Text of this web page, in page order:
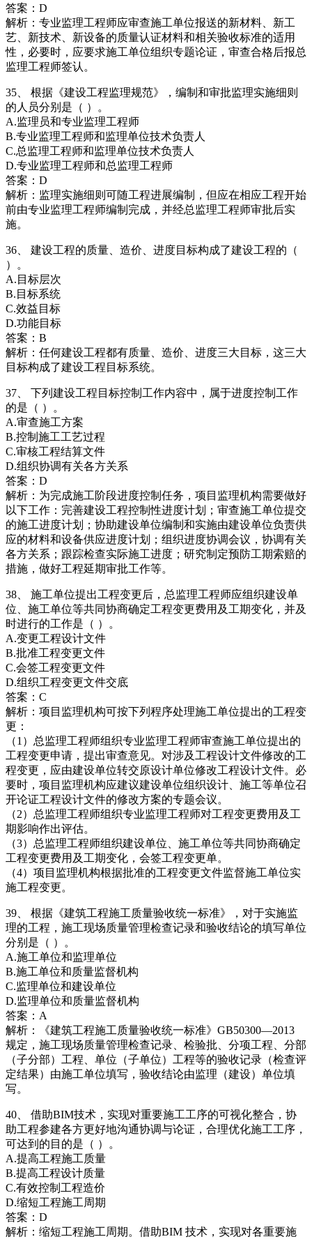
答案：D
解析：专业监理工程师应审查施工单位报送的新材料、新工
艺、新技术、新设备的质量认证材料和相关验收标准的适用
性，必要时，应要求施工单位组织专题论证，审查合格后报总
监理工程师签认。
35、 根据《建设工程监理规范》，编制和审批监理实施细则
的人员分别是（ ）。
A.监理员和专业监理工程师
B.专业监理工程师和监理单位技术负责人
C.总监理工程师和监理单位技术负责人
D.专业监理工程师和总监理工程师
答案：D
解析：监理实施细则可随工程进展编制，但应在相应工程开始
前由专业监理工程师编制完成，并经总监理工程师审批后实
施。
36、 建设工程的质量、造价、进度目标构成了建设工程的（
）。
A.目标层次
B.目标系统
C.效益目标
D.功能目标
答案：B
解析：任何建设工程都有质量、造价、进度三大目标，这三大
目标构成了建设工程目标系统。
37、 下列建设工程目标控制工作内容中，属于进度控制工作
的是（ ）。
A.审查施工方案
B.控制施工工艺过程
C.审核工程结算文件
D.组织协调有关各方关系
答案：D
解析：为完成施工阶段进度控制任务，项目监理机构需要做好
以下工作：完善建设工程控制性进度计划；审查施工单位提交
的施工进度计划；协助建设单位编制和实施由建设单位负责供
应的材料和设备供应进度计划；组织进度协调会议，协调有关
各方关系；跟踪检查实际施工进度；研究制定预防工期索赔的
措施，做好工程延期审批工作等。
38、 施工单位提出工程变更后，总监理工程师应组织建设单
位、施工单位等共同协商确定工程变更费用及工期变化，并及
时进行的工作是（ ）。
A.变更工程设计文件
B.批准工程变更文件
C.会签工程变更文件
D.组织工程变更文件交底
答案：C
解析：项目监理机构可按下列程序处理施工单位提出的工程变
更：
（1）总监理工程师组织专业监理工程师审查施工单位提出的
工程变更申请，提出审查意见。对涉及工程设计文件修改的工
程变更，应由建设单位转交原设计单位修改工程设计文件。必
要时，项目监理机构应建议建设单位组织设计、施工等单位召
开论证工程设计文件的修改方案的专题会议。
（2）总监理工程师组织专业监理工程师对工程变更费用及工
期影响作出评估。
（3）总监理工程师组织建设单位、施工单位等共同协商确定
工程变更费用及工期变化，会签工程变更单。
（4）项目监理机构根据批准的工程变更文件监督施工单位实
施工程变更。
39、 根据《建筑工程施工质量验收统一标准》，对于实施监
理的工程，施工现场质量管理检查记录和验收结论的填写单位
分别是（ ）。
A.施工单位和监理单位
B.施工单位和质量监督机构
C.监理单位和建设单位
D.监理单位和质量监督机构
答案：A
解析：《建筑工程施工质量验收统一标准》GB50300—2013
规定，施工现场质量管理检查记录、检验批、分项工程、分部
（子分部）工程、单位（子单位）工程等的验收记录（检查评
定结果）由施工单位填写，验收结论由监理（建设）单位填
写。
40、 借助BIM技术，实现对重要施工工序的可视化整合，协
助工程参建各方更好地沟通协调与论证，合理优化施工工序，
可达到的目的是（ ）。
A.提高工程施工质量
B.提高工程设计质量
C.有效控制工程造价
D.缩短工程施工周期
答案：D
解析：缩短工程施工周期。借助BIM 技术，实现对各重要施